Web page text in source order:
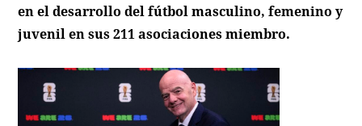
en el desarrollo del fútbol masculino, femenino y
juvenil en sus 211 asociaciones miembro.